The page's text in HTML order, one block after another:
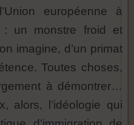
européenne à
: un monstre froid et
imagine, d’un primat
Toutes choses,
à démontrer…
alors, l’idéologie qui